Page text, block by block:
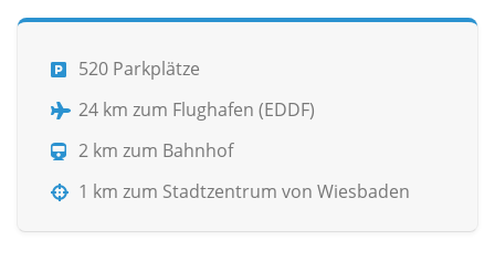
520 Parkplätze
24 km zum Flughafen (EDDF)
2 km zum Bahnhof
1 km zum Stadtzentrum von Wiesbaden